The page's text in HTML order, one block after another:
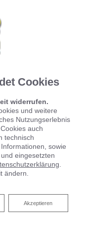
Cookies
widerrufen.
und weitere
Nutzungserlebnis
auch
technisch
sowie
eingesetzten
ändern.
Akzeptieren